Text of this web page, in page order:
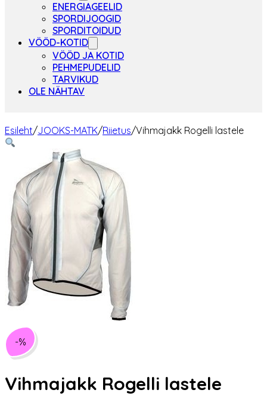
ENERGIAGEELID
SPORDIJOOGID
SPORDITOIDUD
VÖÖD-KOTID
VÖÖD JA KOTID
PEHMEPUDELID
TARVIKUD
OLE NÄHTAV
Esileht/JOOKS-MATK/Riietus/Vihmajakk Rogelli lastele
-%
Vihmajakk Rogelli lastele